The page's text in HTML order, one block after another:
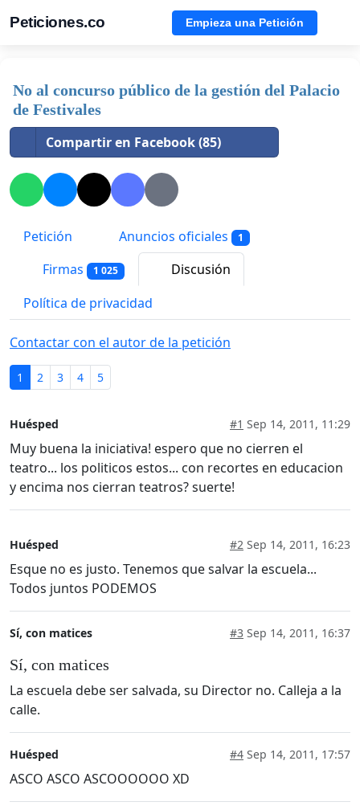
Peticiones.co Empieza una Petición
No al concurso público de la gestión del Palacio
de Festivales
Compartir en Facebook (85)
Petición Anuncios oficiales 1
Firmas 1 025
Discusión
Política de privacidad
Contactar con el autor de la petición
1 2 3 4 5
Huésped #1 Sep 14, 2011, 11:29
Muy buena la iniciativa! espero que no cierren el
teatro... los politicos estos... con recortes en educacion
y encima nos cierran teatros? suerte!
Huésped #2 Sep 14, 2011, 16:23
Esque no es justo. Tenemos que salvar la escuela...
Todos juntos PODEMOS
Sí, con matices #3 Sep 14, 2011, 16:37
Sí, con matices
La escuela debe ser salvada, su Director no. Calleja a la
calle.
Huésped #4 Sep 14, 2011, 17:57
ASCO ASCO ASCOOOOOO XD